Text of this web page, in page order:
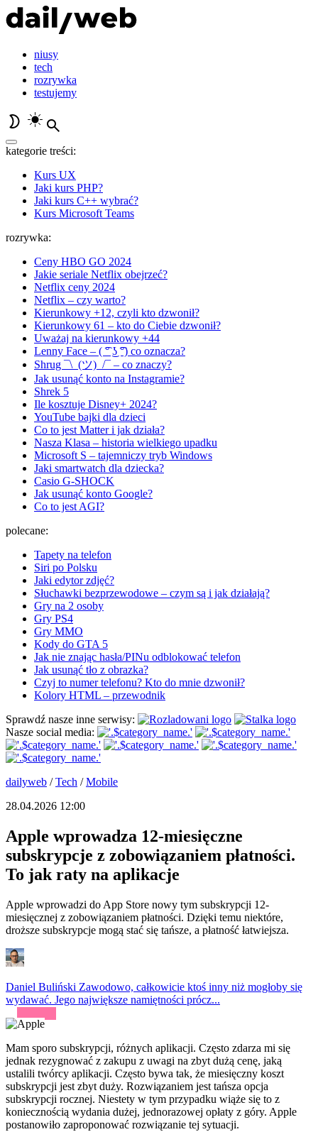
niusy
tech
rozrywka
testujemy
kategorie treści:
Kurs UX
Jaki kurs PHP?
Jaki kurs C++ wybrać?
Kurs Microsoft Teams
rozrywka:
Ceny HBO GO 2024
Jakie seriale Netflix obejrzeć?
Netflix ceny 2024
Netflix – czy warto?
Kierunkowy +12, czyli kto dzwonił?
Kierunkowy 61 – kto do Ciebie dzwonił?
Uważaj na kierunkowy +44
Lenny Face – ( ͡° ͜ʖ ͡°) co oznacza?
Shrug ¯\_(ツ)_/¯ – co znaczy?
Jak usunąć konto na Instagramie?
Shrek 5
Ile kosztuje Disney+ 2024?
YouTube bajki dla dzieci
Co to jest Matter i jak działa?
Nasza Klasa – historia wielkiego upadku
Microsoft S – tajemniczy tryb Windows
Jaki smartwatch dla dziecka?
Casio G-SHOCK
Jak usunąć konto Google?
Co to jest AGI?
polecane:
Tapety na telefon
Siri po Polsku
Jaki edytor zdjęć?
Słuchawki bezprzewodowe – czym są i jak działają?
Gry na 2 osoby
Gry PS4
Gry MMO
Kody do GTA 5
Jak nie znając hasła/PINu odblokować telefon
Jak usunąć tło z obrazka?
Czyj to numer telefonu? Kto do mnie dzwonił?
Kolory HTML – przewodnik
Sprawdź nasze inne serwisy:
Nasze social media:
dailyweb /Tech /Mobile
28.04.2026 12:00
Apple wprowadza 12-miesięczne
subskrypcje z zobowiązaniem płatności.
To jak raty na aplikacje
Apple wprowadzi do App Store nowy tym subskrypcji 12-
miesięcznej z zobowiązaniem płatności. Dzięki temu niektóre,
droższe subskrypcje mogą stać się tańsze, a płatność łatwiejsza.
Daniel Buliński Zawodowo, całkowicie ktoś inny niż mogłoby się
wydawać. Jego największe namiętności prócz...
Mam sporo subskrypcji, różnych aplikacji. Często zdarza mi się
jednak rezygnować z zakupu z uwagi na zbyt dużą cenę, jaką
ustalili twórcy aplikacji. Często bywa tak, że miesięczny koszt
subskrypcji jest zbyt duży. Rozwiązaniem jest tańsza opcja
subskrypcji rocznej. Niestety w tym przypadku wiąże się to z
koniecznością wydania dużej, jednorazowej opłaty z góry. Apple
postanowiło zaproponować rozwiązanie tej sytuacji.